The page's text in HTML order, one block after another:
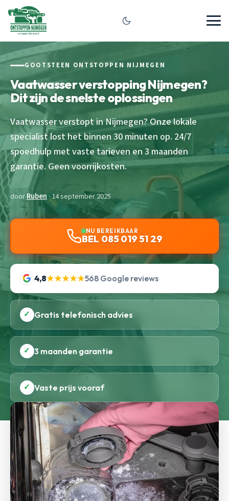
GOOTSTEEN ONTSTOPPEN NIJMEGEN
Vaatwasser verstopping Nijmegen?
Dit zijn de snelste oplossingen
Vaatwasser verstopt in Nijmegen? Onze lokale
specialist lost het binnen 30 minuten op. 24/7
spoedhulp met vaste tarieven en 3 maanden
garantie. Geen voorrijkosten.
doorRuben · 14 september 2025
NU BEREIKBAAR
BEL 085 019 51 29
4,8★★★★★568 Google reviews
✓ Gratis telefonisch advies
✓ 3 maanden garantie
✓ Vaste prijs vooraf